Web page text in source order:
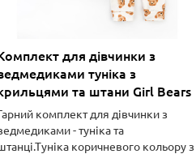
для дівчинки з
туніка з
та штани Girl Bears
комплект для дівчинки з
- туніка та
коричневого кольору з